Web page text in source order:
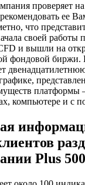
проверяет
ее
что
своей работы
и вышли на
фондовой биржи.
платформы
компьютере и с
Plus 500